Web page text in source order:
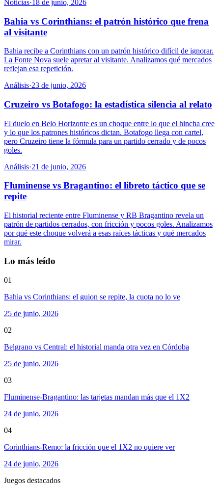
Noticias·18 de junio, 2026
Bahia vs Corinthians: el patrón histórico que frena
al visitante
Bahia recibe a Corinthians con un patrón histórico difícil de ignorar.
La Fonte Nova suele apretar al visitante. Analizamos qué mercados
reflejan esa repetición.
Análisis·23 de junio, 2026
Cruzeiro vs Botafogo: la estadística silencia al relato
El duelo en Belo Horizonte es un choque entre lo que el hincha cree
y lo que los patrones históricos dictan. Botafogo llega con cartel,
pero Cruzeiro tiene la fórmula para un partido cerrado y de pocos
goles.
Análisis·21 de junio, 2026
Fluminense vs Bragantino: el libreto táctico que se
repite
El historial reciente entre Fluminense y RB Bragantino revela un
patrón de partidos cerrados, con fricción y pocos goles. Analizamos
por qué este choque volverá a esas raíces tácticas y qué mercados
mirar.
Lo más leído
01
Bahia vs Corinthians: el guion se repite, la cuota no lo ve
25 de junio, 2026
02
Belgrano vs Central: el historial manda otra vez en Córdoba
25 de junio, 2026
03
Fluminense-Bragantino: las tarjetas mandan más que el 1X2
24 de junio, 2026
04
Corinthians-Remo: la fricción que el 1X2 no quiere ver
24 de junio, 2026
Juegos destacados